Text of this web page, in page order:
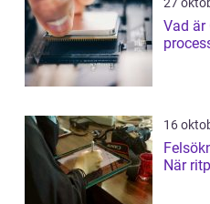
Vad är
16
När